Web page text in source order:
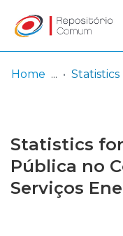
Browse repository
Entities
Log
In
(current)
Home Statistics
Statistics
Pública no
Serviços